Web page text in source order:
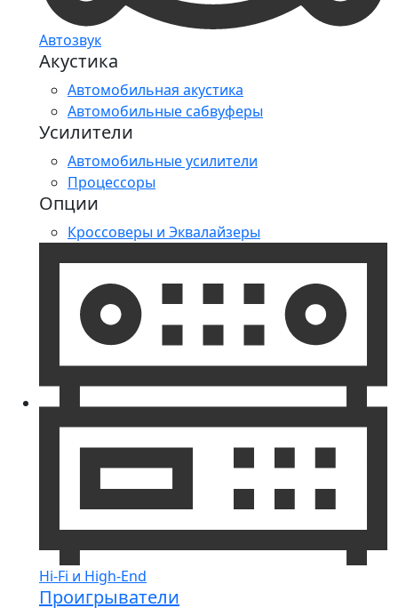
Автозвук
Акустика
Автомобильная акустика
Автомобильные сабвуферы
Усилители
Автомобильные усилители
Процессоры
Опции
Кроссоверы и Эквалайзеры
Hi-Fi и High-End
Проигрыватели